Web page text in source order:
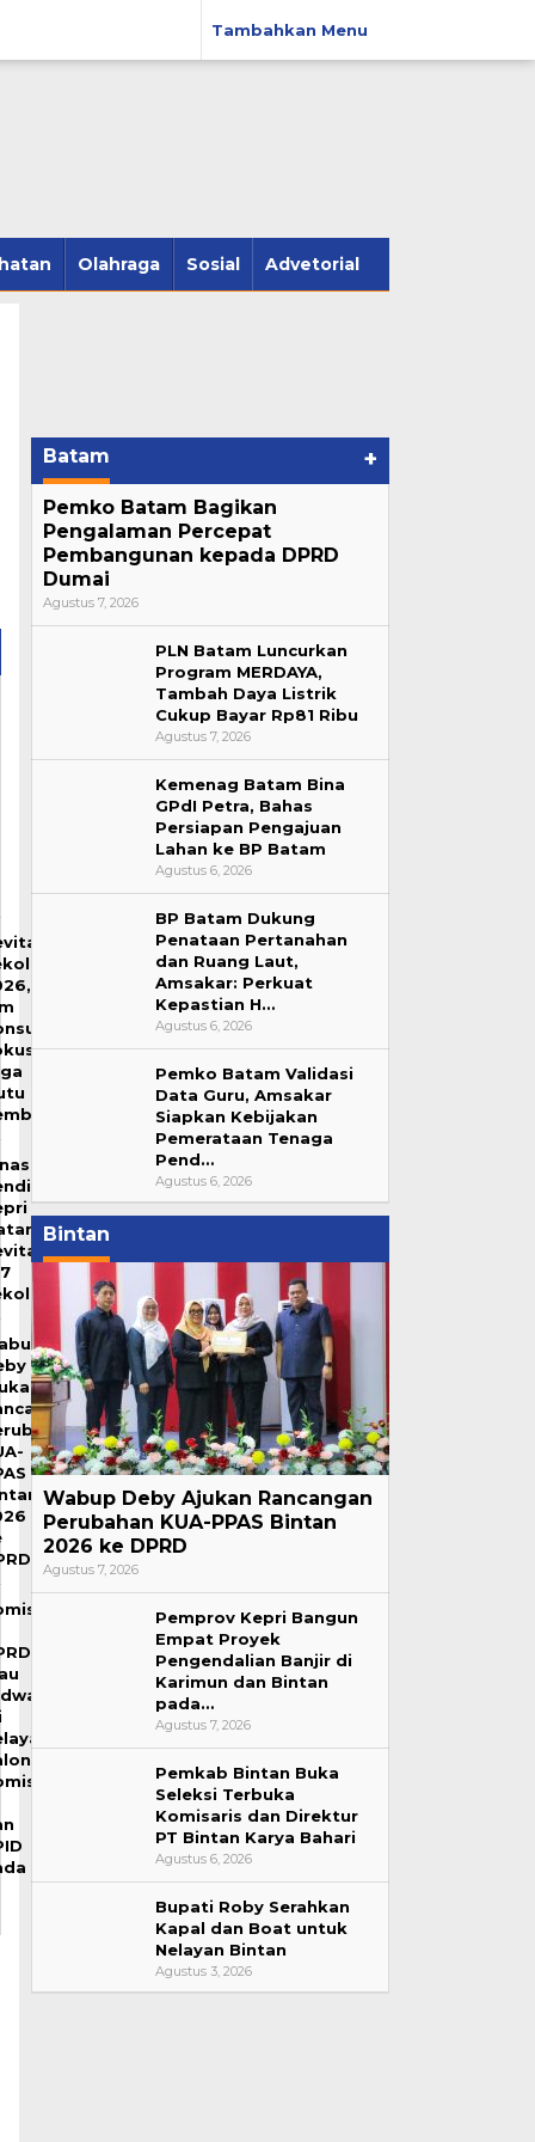
Tambahkan Menu
Olahraga Sosial Advetorial
Batam +
Pemko Batam Bagikan
Pengalaman Percepat
Pembangunan kepada DPRD
Dumai
Agustus 7, 2026
PLN Batam Luncurkan
Program MERDAYA,
Tambah Daya Listrik
Cukup Bayar Rp81 Ribu
Agustus 7, 2026
Kemenag Batam Bina
GPdI Petra, Bahas
Persiapan Pengajuan
Lahan ke BP Batam
Agustus 6, 2026
BP Batam Dukung
Penataan Pertanahan
dan Ruang Laut,
Amsakar: Perkuat
Kepastian H…
Agustus 6, 2026
Pemko Batam Validasi
Data Guru, Amsakar
Siapkan Kebijakan
Pemerataan Tenaga
Pend…
Agustus 6, 2026
Bintan
Wabup Deby Ajukan Rancangan
Perubahan KUA-PPAS Bintan
2026 ke DPRD
Agustus 7, 2026
Pemprov Kepri Bangun
Empat Proyek
Pengendalian Banjir di
Karimun dan Bintan
pada…
Agustus 7, 2026
Pemkab Bintan Buka
Seleksi Terbuka
Komisaris dan Direktur
PT Bintan Karya Bahari
Agustus 6, 2026
Bupati Roby Serahkan
Kapal dan Boat untuk
Nelayan Bintan
Agustus 3, 2026